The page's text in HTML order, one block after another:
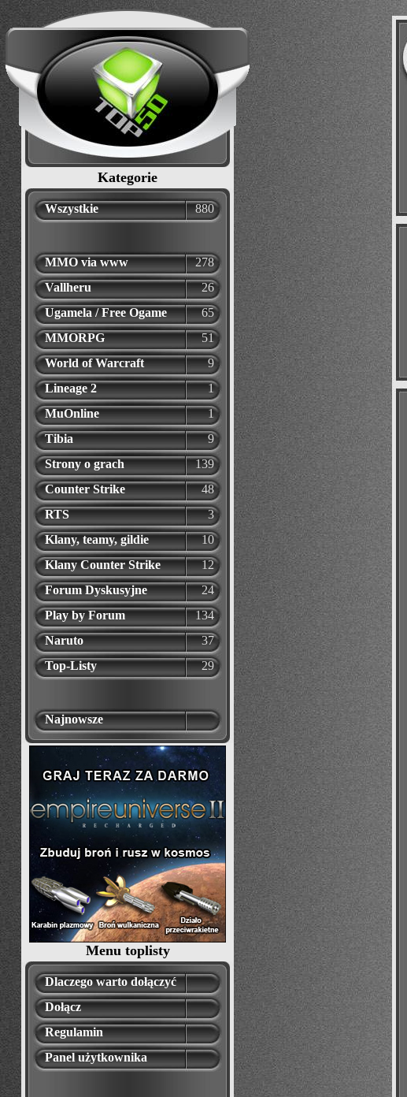
Kategorie
Wszystkie 880
MMO via www
278
Vallheru
26
Ugamela / Free Ogame
65
MMORPG
51
World of Warcraft
9
Lineage 2
1
MuOnline
1
Tibia
9
Strony o grach
139
Counter Strike
48
RTS
3
Klany, teamy, gildie
10
Klany Counter Strike
12
Forum Dyskusyjne
24
Play by Forum
134
Naruto
37
Top-Listy
29
Najnowsze
Menu toplisty
Dlaczego warto dołączyć
Dołącz
Regulamin
Panel użytkownika